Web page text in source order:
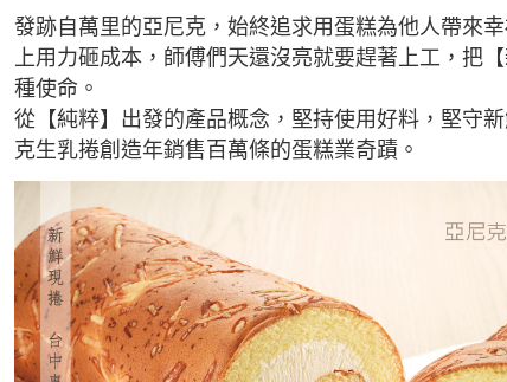
發跡自萬里的亞尼克，始終追求用蛋糕為他人帶來
上用力砸成本，師傅們天還沒亮就要趕著上工，把
種使命。
從【純粹】出發的產品概念，堅持使用好料，堅守
克生乳捲創造年銷售百萬條的蛋糕業奇蹟。